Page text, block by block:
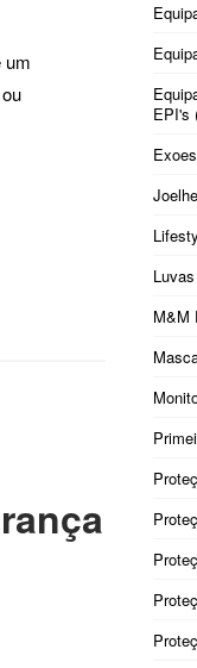
um
EPI's
M&M